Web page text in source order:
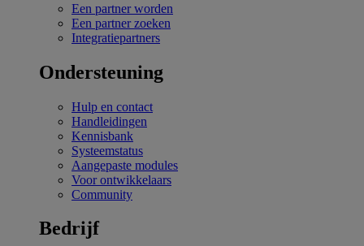
Een partner worden
Een partner zoeken
Integratiepartners
Ondersteuning
Hulp en contact
Handleidingen
Kennisbank
Systeemstatus
Aangepaste modules
Voor ontwikkelaars
Community
Bedrijf